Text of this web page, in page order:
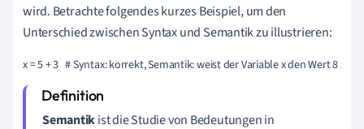
wird. Betrachte folgendes kurzes Beispiel, um den
Unterschied zwischen Syntax und Semantik zu illustrieren:
x = 5 + 3   # Syntax: korrekt, Semantik: weist der Variable x den Wert 8
Semantikist die Studie von Bedeutungen in